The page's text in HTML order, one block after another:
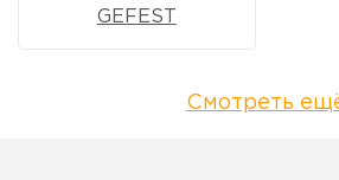
GEFEST
Смотреть